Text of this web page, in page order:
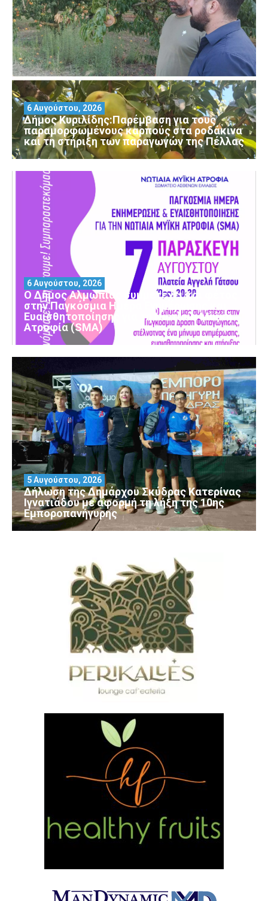
Δήμος Κυριλίδης:Παρέμβαση για τους
παραμορφωμένους καρπούς στα ροδάκινα
και τη στήριξη των παραγωγών της Πέλλας
6 Αυγούστου, 2026
Ο Δήμος Αλμωπίας συμμετέχει και φέτος
στην Παγκόσμια Ημέρα Ενημέρωσης και
Ευαισθητοποίησης για τη Νωτιαία Μυϊκή
Ατροφία (SMA)
6 Αυγούστου, 2026
Δήλωση της Δημάρχου Σκύδρας Κατερίνας
Ιγνατιάδου με αφορμή τη λήξη της 10ης
Εμποροπανήγυρης
5 Αυγούστου, 2026